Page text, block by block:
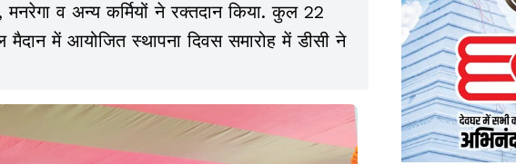
मनरेगा व अन्य कर्मियों ने रक्तदान किया. कुल 22
में आयोजित स्थापना दिवस समारोह में डीसी ने